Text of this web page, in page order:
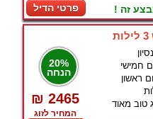
פרטי הדיל זה !
20%
הנחה
₪ 2465
המחיר לזוג
טוב מאוד